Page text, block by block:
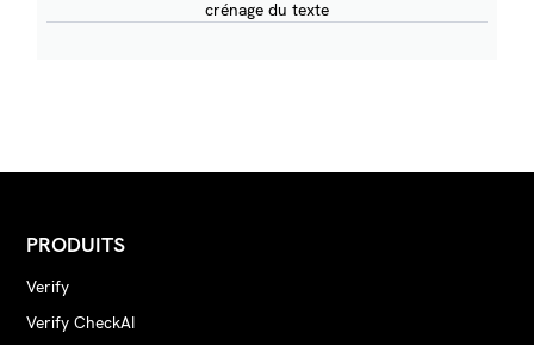
crénage du texte
PRODUITS
Verify
Verify CheckAI